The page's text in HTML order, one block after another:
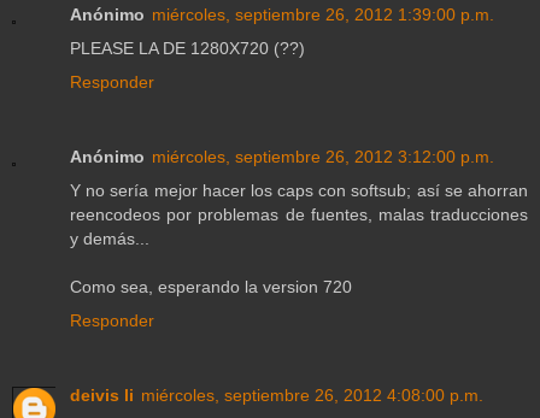
Anónimo miércoles, septiembre 26, 2012 1:39:00 p.m.
PLEASE LA DE 1280X720 (??)
Responder
Anónimo miércoles, septiembre 26, 2012 3:12:00 p.m.
Y no sería mejor hacer los caps con softsub; así se ahorran
reencodeos por problemas de fuentes, malas traducciones
y demás...
Como sea, esperando la version 720
Responder
deivis li miércoles, septiembre 26, 2012 4:08:00 p.m.